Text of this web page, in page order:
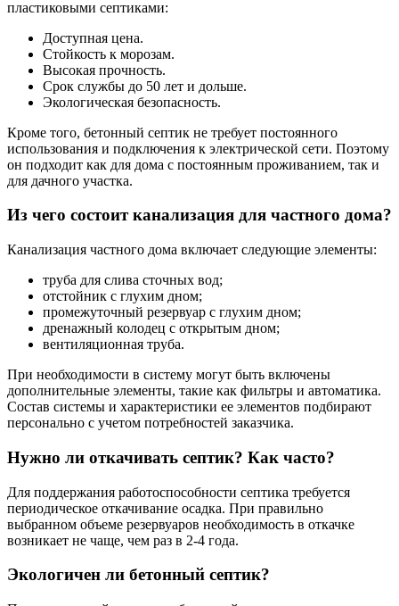
пластиковыми септиками:
Доступная цена.
Стойкость к морозам.
Высокая прочность.
Срок службы до 50 лет и дольше.
Экологическая безопасность.
Кроме того, бетонный септик не требует постоянного
использования и подключения к электрической сети. Поэтому
он подходит как для дома с постоянным проживанием, так и
для дачного участка.
Из чего состоит канализация для частного дома?
Канализация частного дома включает следующие элементы:
труба для слива сточных вод;
отстойник с глухим дном;
промежуточный резервуар с глухим дном;
дренажный колодец с открытым дном;
вентиляционная труба.
При необходимости в систему могут быть включены
дополнительные элементы, такие как фильтры и автоматика.
Состав системы и характеристики ее элементов подбирают
персонально с учетом потребностей заказчика.
Нужно ли откачивать септик? Как часто?
Для поддержания работоспособности септика требуется
периодическое откачивание осадка. При правильно
выбранном объеме резервуаров необходимость в откачке
возникает не чаще, чем раз в 2-4 года.
Экологичен ли бетонный септик?